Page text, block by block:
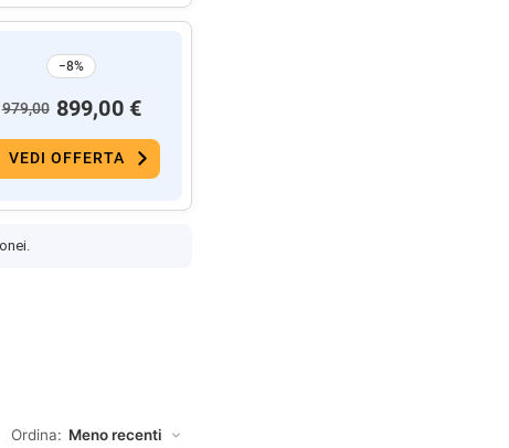
−8%
979,00 899,00 €
VEDI OFFERTA
Ordina: